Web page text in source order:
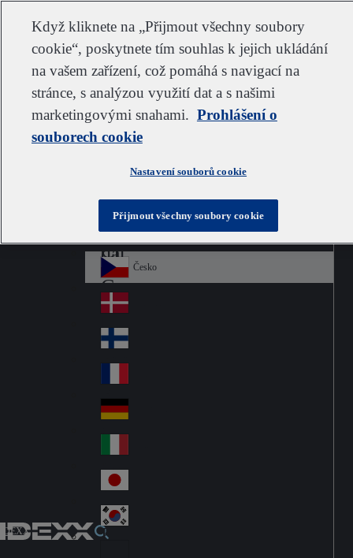
Go to home
Jump to navigation
Jump to content
Zákaznická podpora Kontaktujte nás Odebírat Kariéra ve společnosti IDEXX
IDEXX
Czech
Au
str
ali
Australia
Au
Österreich
azi
Ca
na
da
Canada
Ch
ina
中国大陆
Cz
ec
h
Česko
De
nm
ark
Fin
d
Fra
nc
e
Ge
an
y
Ital
y
Jap
an
Ko
Když kliknete na „Přijmout všechny soubory
cookie“, poskytnete tím souhlas k jejich ukládání
na vašem zařízení, což pomáhá s navigací na
stránce, s analýzou využití dat a s našimi
marketingovými snahami. Prohlášení o
souborech cookie
Nastavení souborů cookie
Přijmout všechny soubory cookie